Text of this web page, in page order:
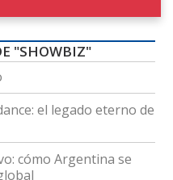
"SHOWBIZ"
el legado eterno de
cómo Argentina se